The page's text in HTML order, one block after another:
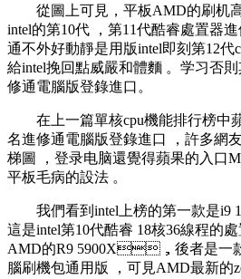
從圖上可見 ，平板AMD的刷机
intel的第10代 ，第11代酷睿處置器進
通不外好動靜是用版intel即刻第12代
給intel挽回點威嚴和體麵  。学习否
修通電腦版登錄進口 。
在上一篇單核cpu機能排行榜中
名進修通電腦版登錄進口 ，許多
梯圖 ，登录电脑還覺得蘋果的入口
平板毛病的設法 。
我們看到intel上榜的第一款是i9
這是intel第10代酷睿 18核36線程的處
AMD的R9 5900X，後者是一
腦刷機包通用版 ，可見AMD最新的